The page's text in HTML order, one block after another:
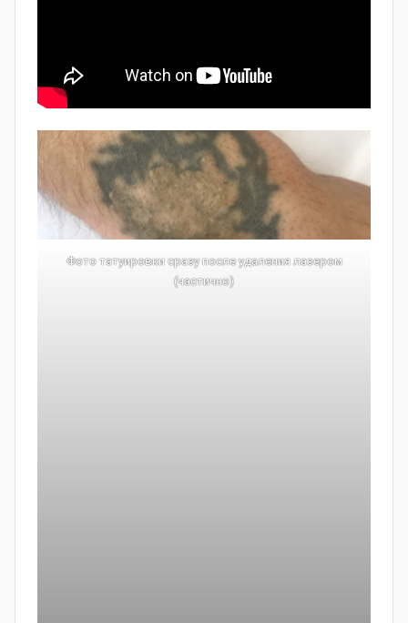
Фото татуировки сразу после удаления лазером
(частично)